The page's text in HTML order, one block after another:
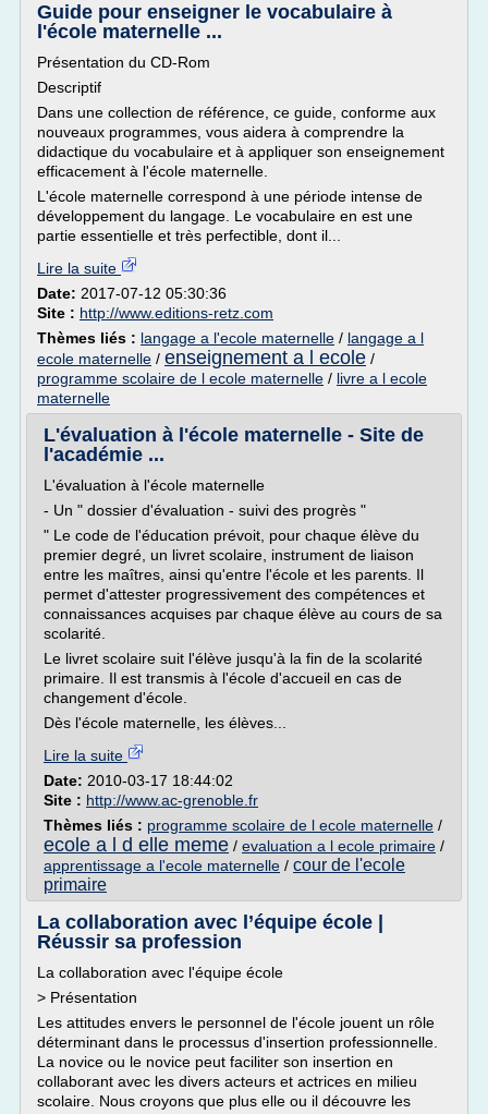
Guide pour enseigner le vocabulaire à
l'école maternelle ...
Présentation du CD-Rom
Descriptif
Dans une collection de référence, ce guide, conforme aux
nouveaux programmes, vous aidera à comprendre la
didactique du vocabulaire et à appliquer son enseignement
efficacement à l'école maternelle.
L'école maternelle correspond à une période intense de
développement du langage. Le vocabulaire en est une
partie essentielle et très perfectible, dont il...
Lire la suite
Date: 2017-07-12 05:30:36
Site : http://www.editions-retz.com
Thèmes liés : langage a l'ecole maternelle / langage a l
ecole maternelle / enseignement a l ecole /
programme scolaire de l ecole maternelle / livre a l ecole
maternelle
L'évaluation à l'école maternelle - Site de
l'académie ...
L'évaluation à l'école maternelle
- Un " dossier d'évaluation - suivi des progrès "
" Le code de l'éducation prévoit, pour chaque élève du
premier degré, un livret scolaire, instrument de liaison
entre les maîtres, ainsi qu'entre l'école et les parents. Il
permet d'attester progressivement des compétences et
connaissances acquises par chaque élève au cours de sa
scolarité.
Le livret scolaire suit l'élève jusqu'à la fin de la scolarité
primaire. Il est transmis à l'école d'accueil en cas de
changement d'école.
Dès l'école maternelle, les élèves...
Lire la suite
Date: 2010-03-17 18:44:02
Site : http://www.ac-grenoble.fr
Thèmes liés : programme scolaire de l ecole maternelle /
ecole a l d elle meme / evaluation a l ecole primaire /
apprentissage a l'ecole maternelle / cour de l'ecole
primaire
La collaboration avec l’équipe école |
Réussir sa profession
La collaboration avec l'équipe école
> Présentation
Les attitudes envers le personnel de l'école jouent un rôle
déterminant dans le processus d'insertion professionnelle.
La novice ou le novice peut faciliter son insertion en
collaborant avec les divers acteurs et actrices en milieu
scolaire. Nous croyons que plus elle ou il découvre les